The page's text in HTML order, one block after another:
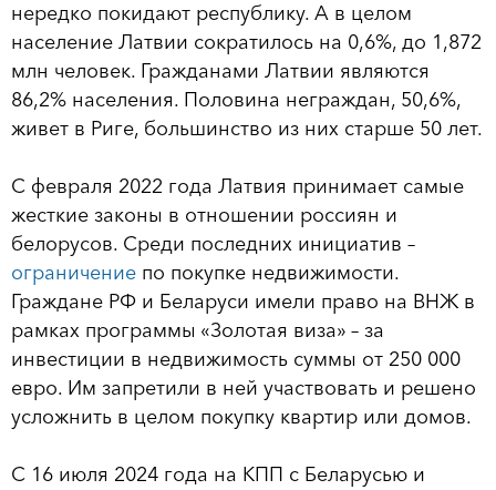
нередко покидают республику. А в целом
население Латвии сократилось на 0,6%, до 1,872
млн человек. Гражданами Латвии являются
86,2% населения. Половина неграждан, 50,6%,
живет в Риге, большинство из них старше 50 лет.
С февраля 2022 года Латвия принимает самые
жесткие законы в отношении россиян и
белорусов. Среди последних инициатив –
ограничение по покупке недвижимости.
Граждане РФ и Беларуси имели право на ВНЖ в
рамках программы «Золотая виза» – за
инвестиции в недвижимость суммы от 250 000
евро. Им запретили в ней участвовать и решено
усложнить в целом покупку квартир или домов.
С 16 июля 2024 года на КПП с Беларусью и